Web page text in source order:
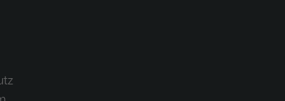
Meta Platforms Inc.